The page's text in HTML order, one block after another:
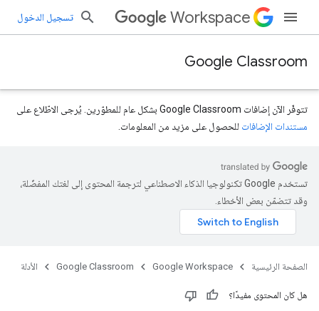
Workspace تسجيل الدخول
Google Classroom
تتوفّر الآن إضافات Google Classroom بشكل عام للمطوّرين. يُرجى الاطّلاع على
مستندات الإضافات للحصول على مزيد من المعلومات.
تستخدم Google تكنولوجيا الذكاء الاصطناعي لترجمة المحتوى إلى لغتك المفضّلة،
وقد تتضمّن بعض الأخطاء.
الصفحة الرئيسية Google Workspace
Google Classroom الأدلة
هل كان المحتوى مفيدًا؟